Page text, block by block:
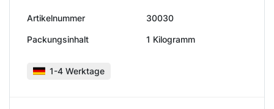
Artikelnummer 30030
Packungsinhalt 1 Kilogramm
1-4 Werktage